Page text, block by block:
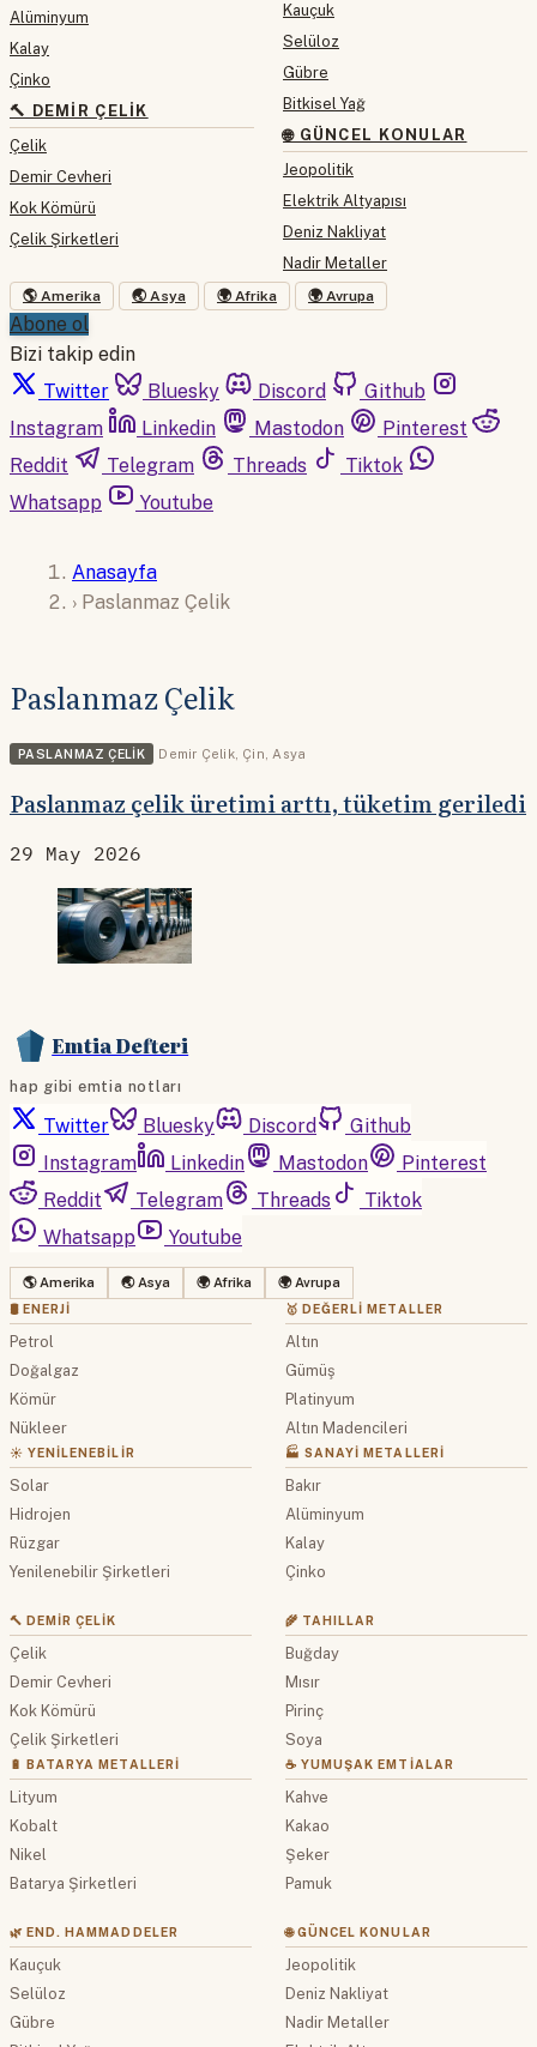
Alüminyum
Kalay
Çinko
🔨 DEMIR ÇELIK
Çelik
Demir Cevheri
Kok Kömürü
Çelik Şirketleri
Kauçuk
Selüloz
Gübre
Bitkisel Yağ
🌐 GÜNCEL KONULAR
Jeopolitik
Elektrik Altyapısı
Deniz Nakliyat
Nadir Metaller
🌎 Amerika 🌏 Asya 🌍 Afrika 🌍 Avrupa
Abone ol
Bizi takip edin
Twitter
Bluesky Discord
Github
Instagram
Linkedin Mastodon
Pinterest
Reddit
Telegram Threads
Tiktok
Whatsapp
Youtube
Anasayfa
› Paslanmaz Çelik
Paslanmaz Çelik
PASLANMAZ ÇELIK Demir Çelik, Çin,Asya
Paslanmaz çelik üretimi arttı, tüketim geriledi
29 May 2026
Emtia Defteri
hap gibi emtia notları
Twitter Bluesky Discord
Github
Instagram
Linkedin Mastodon
Pinterest
Reddit
Telegram Threads
Tiktok
Whatsapp
Youtube
🌎 Amerika 🌏 Asya 🌍 Afrika 🌍 Avrupa
🛢 ENERJI
Petrol
Doğalgaz
Kömür
Nükleer
☀️ YENILENEBILIR
Solar
Hidrojen
Rüzgar
Yenilenebilir Şirketleri
🥇 DEĞERLI METALLER
Altın
Gümüş
Platinyum
Altın Madencileri
🏭 SANAYI METALLERI
Bakır
Alüminyum
Kalay
Çinko
🔨 DEMIR ÇELIK
Çelik
Demir Cevheri
Kok Kömürü
Çelik Şirketleri
🔋 BATARYA METALLERI
Lityum
Kobalt
Nikel
Batarya Şirketleri
🌾 TAHILLAR
Buğday
Mısır
Pirinç
Soya
☕ YUMUŞAK EMTIALAR
Kahve
Kakao
Şeker
Pamuk
🌿 END. HAMMADDELER
Kauçuk
Selüloz
Gübre
🌐 GÜNCEL KONULAR
Jeopolitik
Deniz Nakliyat
Nadir Metaller